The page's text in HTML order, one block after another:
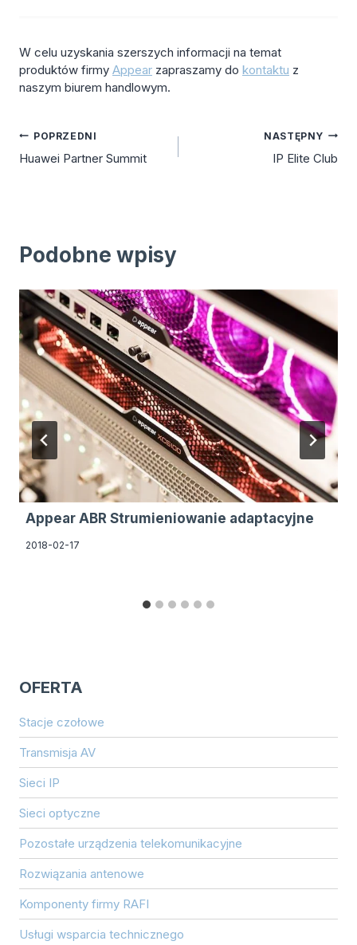
W celu uzyskania szerszych informacji na temat
produktów firmy Appear zapraszamy do kontaktu z
naszym biurem handlowym.
Nawigacja
POPRZEDNI
Huawei Partner Summit
NASTĘPNY
IP Elite Club
Podobne wpisy
Appear ABR Strumieniowanie adaptacyjne
2018-02-17
OFERTA
Stacje czołowe
Transmisja AV
Sieci IP
Sieci optyczne
Pozostałe urządzenia telekomunikacyjne
Rozwiązania antenowe
Komponenty firmy RAFI
Usługi wsparcia technicznego